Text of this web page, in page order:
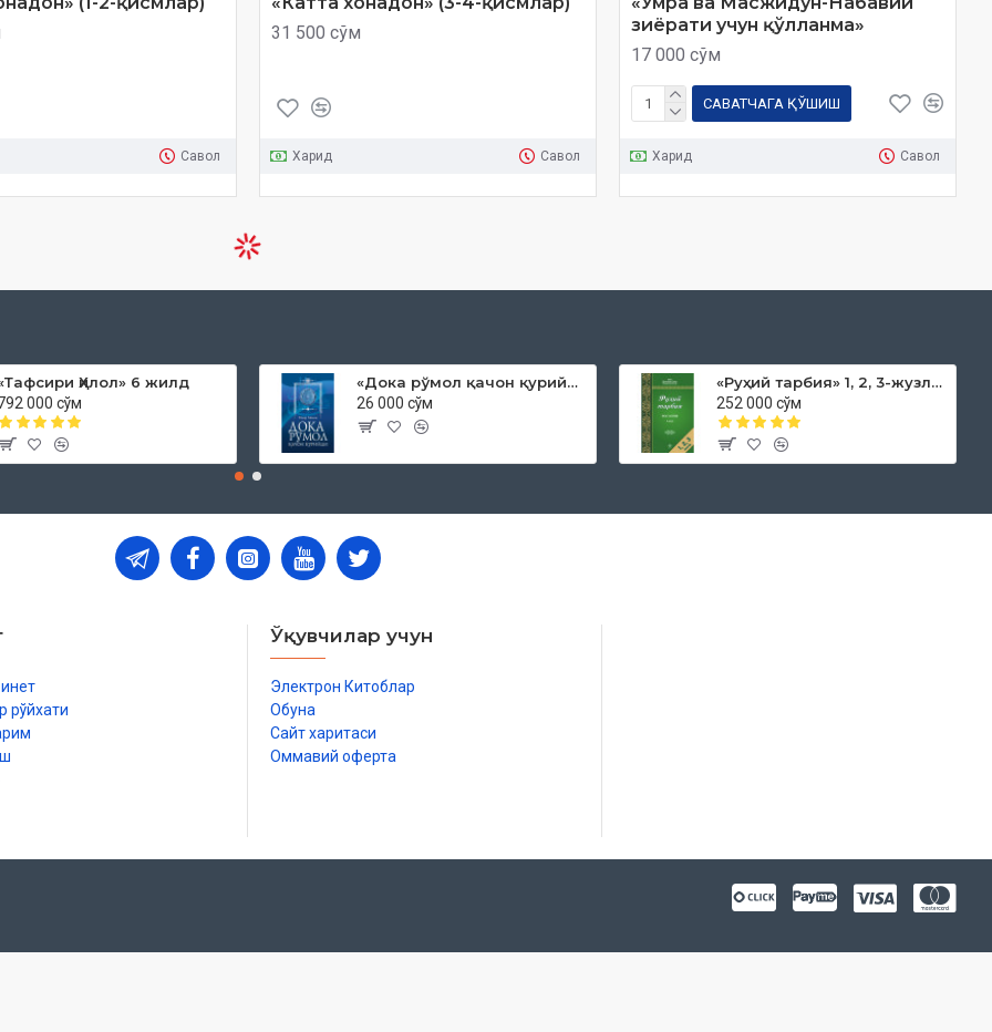
Савол
31 500 сўм
Харид Савол
зиёрати учун қўлланма»
17 000 сўм
САВАТЧАГА ҚЎШИШ
Харид Савол
Ҳилол» 6 жилд
000 сўм
«Дока рўмол қачон қурийди»
26 000 сўм
«Руҳий тарбия» 1, 2, 3-жузлар
252 000 сўм
рўйхати
Ўқувчилар учун
Электрон Китоблар
Обуна
Сайт харитаси
Оммавий оферта